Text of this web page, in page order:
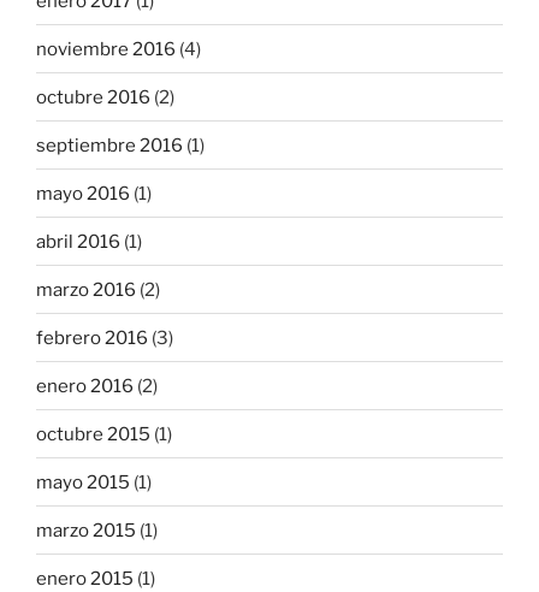
noviembre 2016 (4)
octubre 2016 (2)
septiembre 2016 (1)
mayo 2016 (1)
abril 2016 (1)
marzo 2016 (2)
febrero 2016 (3)
enero 2016 (2)
octubre 2015 (1)
mayo 2015 (1)
marzo 2015 (1)
enero 2015 (1)